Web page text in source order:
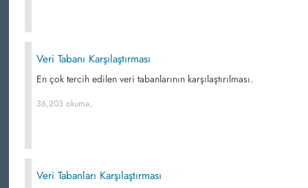
Veri Tabanı Karşılaştırması
En çok tercih edilen veri tabanlarının karşılaştırılması.
36,203 okuma,
Veri Tabanları Karşılaştırması